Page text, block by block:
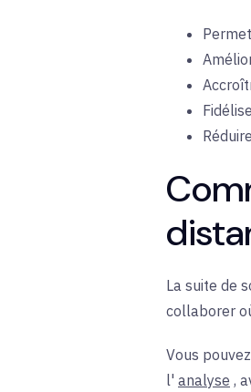
La suite de
collaborer
Vous
l' analyse ,